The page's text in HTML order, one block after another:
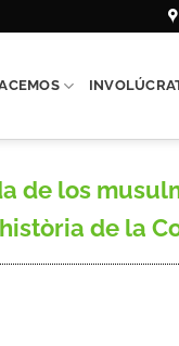
de los
de la